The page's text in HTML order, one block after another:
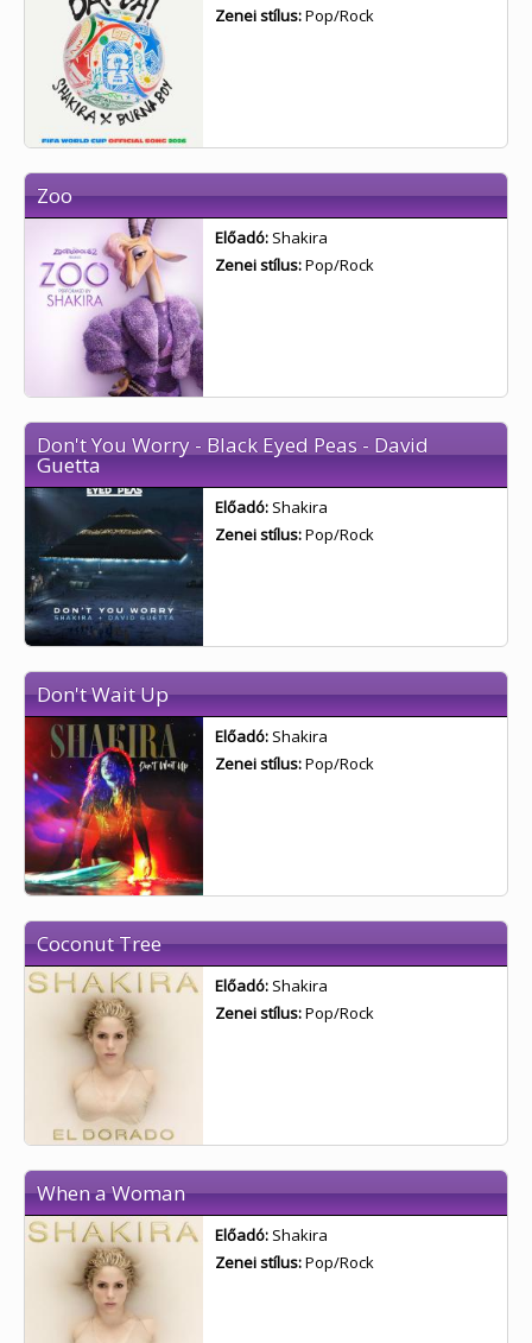
Zenei stílus:Pop/Rock
Zoo
Előadó: Shakira
Zenei stílus:Pop/Rock
Don't You Worry - Black Eyed Peas - David
Guetta
Előadó: Shakira
Zenei stílus:Pop/Rock
Don't Wait Up
Előadó: Shakira
Zenei stílus:Pop/Rock
Coconut Tree
Előadó: Shakira
Zenei stílus:Pop/Rock
When a Woman
Előadó: Shakira
Zenei stílus:Pop/Rock